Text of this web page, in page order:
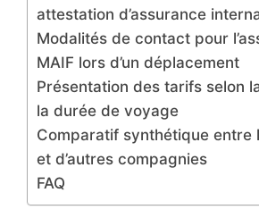
attestation d’assurance
Modalités de contact pour
MAIF lors d’un déplacement
Présentation des tarifs selon
la durée de voyage
Comparatif synthétique entre
et d’autres compagnies
FAQ